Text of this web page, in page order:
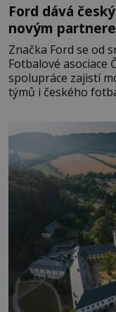
Ford dává
novým
Značka Ford se od
Fotbalové asociace
spolupráce zajistí
týmů i českého